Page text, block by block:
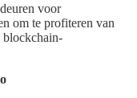
voor
om te profiteren van
blockchain-